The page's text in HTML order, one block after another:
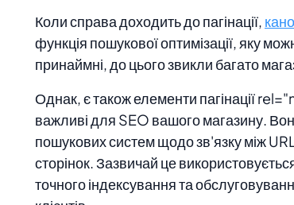
Коли справа доходить до пагінації,
функція пошукової оптимізації, яку
принаймні, до цього звикли багато
Однак, є також елементи пагінації
важливі для SEO вашого магазину.
пошукових систем щодо зв'язку між
сторінок. Зазвичай це
точного індексування та